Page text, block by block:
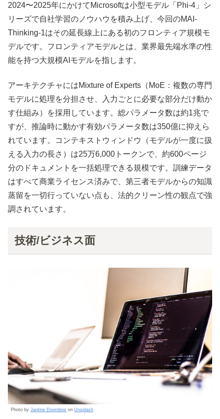
2024〜2025年にかけてMicrosoftは小型モデル「Phi-4」シ
リーズで自社学習のノウハウを積み上げ、今回のMAI-
Thinking-1はその延長線上にある初のフロンティア規模モ
デルです。フロンティアモデルとは、業界最先端水準の性
能を持つ大規模AIモデルを指します。
アーキテクチャにはMixture of Experts（MoE：複数の専門
モデルに処理を分担させ、入力ごとに必要な部分だけ動か
す仕組み）を採用しています。総パラメータ数は約1兆で
すが、推論時に動かす有効パラメータ数は350億に抑えら
れています。コンテキストウィンドウ（モデルが一度に扱
える入力の長さ）は25万6,000トークンで、約600ページ
分のドキュメントを一括処理できる規模です。訓練データ
はすべて商業ライセンス済みで、第三者モデルからの知識
蒸留を一切行っていない点も、法的クリーン性の観点で強
調されています。
技術/ビジネス面
Photo by Jantine Doornbos on Unsplash